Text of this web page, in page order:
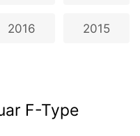
2016 2015
F-Type